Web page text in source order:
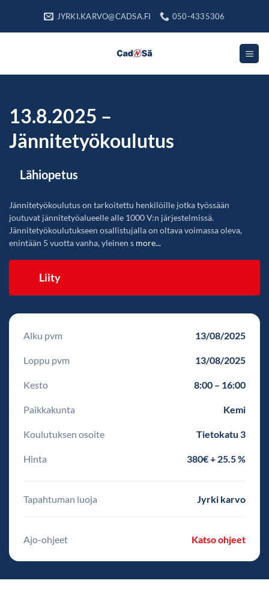
JYRKI.KARVO@CADSA.FI 050-4335306
13.8.2025 –
Jännitetyökoulutus
Lähiopetus
Jännitetyökoulutus on tarkoitettu henkilöille jotka työssään
joutuvat jännitetyöalueelle alle 1000 V:n järjestelmissä.
Jännitetyökoulutukseen osallistujalla on oltava voimassa oleva,
enintään 5 vuotta vanha, yleinen s more...
Liity
Alku pvm 13/08/2025
Loppu pvm 13/08/2025
Kesto 8:00 – 16:00
Paikkakunta Kemi
Koulutuksen osoite Tietokatu 3
Hinta 380€ + 25.5 %
Tapahtuman luoja Jyrki karvo
Ajo-ohjeet Katso ohjeet